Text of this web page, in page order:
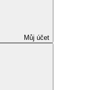
Můj účet